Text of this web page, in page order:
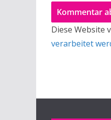
Diese Website
verarbeitet